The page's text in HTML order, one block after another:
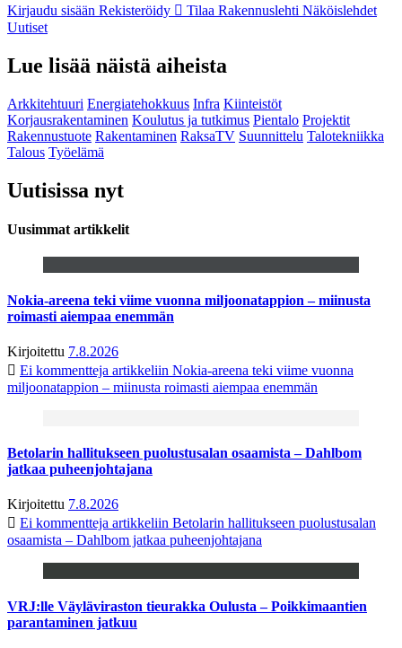
Kirjaudu sisään Rekisteröidy Tilaa Rakennuslehti Näköislehdet
Uutiset
Lue lisää näistä aiheista
Arkkitehtuuri Energiatehokkuus Infra Kiinteistöt
Korjausrakentaminen Koulutus ja tutkimus Pientalo Projektit
Rakennustuote Rakentaminen RaksaTV Suunnittelu Talotekniikka
Talous Työelämä
Uutisissa nyt
Uusimmat artikkelit
Nokia-areena teki viime vuonna miljoonatappion – miinusta
roimasti aiempaa enemmän
Kirjoitettu 7.8.2026
Ei kommentteja artikkeliin Nokia-areena teki viime vuonna
miljoonatappion – miinusta roimasti aiempaa enemmän
Betolarin hallitukseen puolustusalan osaamista – Dahlbom
jatkaa puheenjohtajana
Kirjoitettu 7.8.2026
Ei kommentteja artikkeliin Betolarin hallitukseen puolustusalan
osaamista – Dahlbom jatkaa puheenjohtajana
VRJ:lle Väyläviraston tieurakka Oulusta – Poikkimaantien
parantaminen jatkuu